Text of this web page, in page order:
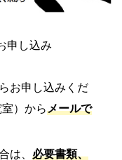
申し込み
お申し込みくだ
）からメールで
は、 必要書類、